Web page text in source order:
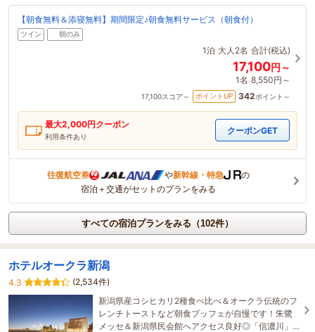
【朝食無料＆添寝無料】期間限定♪朝食無料サービス（朝食付）
ツイン 朝のみ
1泊 大人2名 合計(税込)
17,100円～
1名 8,550円～
17,100スコア～ ポイントUP 342ポイント～
最大2,000円クーポン
利用条件あり
クーポンGET
往復航空券 や新幹線・特急
の
宿泊＋交通がセットのプランをみる
すべての宿泊プランをみる（102件）
ホテルオークラ新潟
4.3
(2,534件)
新潟県産コシヒカリ2種食べ比べ＆オークラ伝統のフ
レンチトーストなど朝食ブッフェが自慢です！朱鷺
メッセ＆新潟県民会館へアクセス良好◎「信濃川」